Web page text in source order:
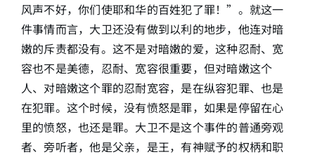
风声不好，你们使耶和华的百姓犯了罪！”。就这一
件事情而言，大卫还没有做到以利的地步，他连对暗
嫩的斥责都没有。这不是对暗嫩的爱，这种忍耐、宽
容也不是美德，忍耐、宽容很重要，但对暗嫩这个
人、对暗嫩这个罪的忍耐宽容，是在纵容犯罪、也是
在犯罪。这个时候，没有愤怒是罪，如果是停留在心
里的愤怒，也还是罪。大卫不是这个事件的普通旁观
者、旁听者，他是父亲，是王，有神赋予的权柄和职